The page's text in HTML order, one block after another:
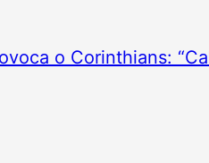
o Corinthians: